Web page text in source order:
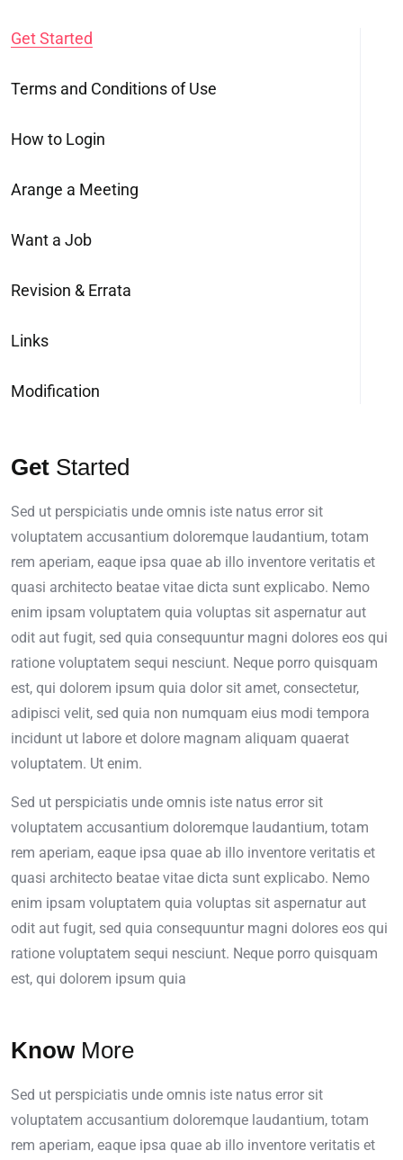
Get Started
Terms and Conditions of Use
How to Login
Arange a Meeting
Want a Job
Revision & Errata
Links
Modification
Get Started
Sed ut perspiciatis unde omnis iste natus error sit
voluptatem accusantium doloremque laudantium, totam
rem aperiam, eaque ipsa quae ab illo inventore veritatis et
quasi architecto beatae vitae dicta sunt explicabo. Nemo
enim ipsam voluptatem quia voluptas sit aspernatur aut
odit aut fugit, sed quia consequuntur magni dolores eos qui
ratione voluptatem sequi nesciunt. Neque porro quisquam
est, qui dolorem ipsum quia dolor sit amet, consectetur,
adipisci velit, sed quia non numquam eius modi tempora
incidunt ut labore et dolore magnam aliquam quaerat
voluptatem. Ut enim.
Sed ut perspiciatis unde omnis iste natus error sit
voluptatem accusantium doloremque laudantium, totam
rem aperiam, eaque ipsa quae ab illo inventore veritatis et
quasi architecto beatae vitae dicta sunt explicabo. Nemo
enim ipsam voluptatem quia voluptas sit aspernatur aut
odit aut fugit, sed quia consequuntur magni dolores eos qui
ratione voluptatem sequi nesciunt. Neque porro quisquam
est, qui dolorem ipsum quia
KnowMore
Sed ut perspiciatis unde omnis iste natus error sit
voluptatem accusantium doloremque laudantium, totam
rem aperiam, eaque ipsa quae ab illo inventore veritatis et